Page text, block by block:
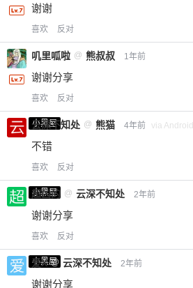
谢谢
喜欢 反对
叽里呱啦 @ 熊叔叔 1年前
谢谢分享
喜欢 反对
小黑屋
云深不知处 @ 熊猫 4年前 via Android
不错
喜欢 反对
小黑屋
超凶的 @ 云深不知处 2年前
谢谢分享
喜欢 反对
小黑屋
爱X @ 云深不知处 2年前
谢谢分享